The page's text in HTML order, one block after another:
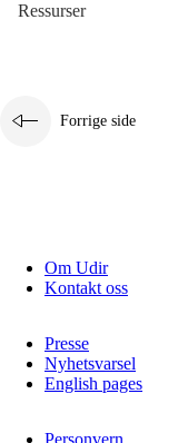
Ressurser
Forrige side
Om Udir
Kontakt oss
Presse
Nyhetsvarsel
English pages